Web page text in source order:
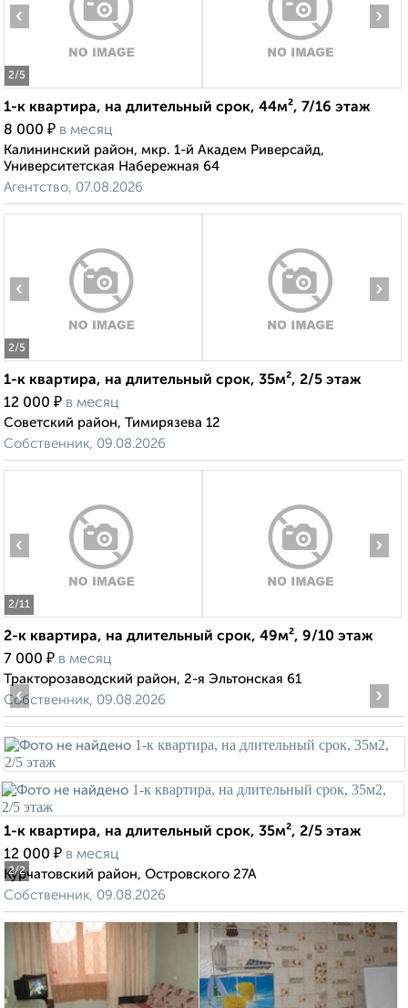
2/5
‹ ›
1-к квартира, на длительный срок, 44м², 7/16 этаж
8 000 ₽ в месяц
Калининский район, мкр. 1-й Академ Риверсайд,
Университетская Набережная 64
Агентство, 07.08.2026
2/5
‹ ›
1-к квартира, на длительный срок, 35м², 2/5 этаж
12 000 ₽ в месяц
Советский район, Тимирязева 12
Собственник, 09.08.2026
2/11
‹ ›
2-к квартира, на длительный срок, 49м², 9/10 этаж
7 000 ₽ в месяц
Тракторозаводский район, 2-я Эльтонская 61
Собственник, 09.08.2026
2/2
‹ ›
1-к квартира, на длительный срок, 35м², 2/5 этаж
12 000 ₽ в месяц
Курчатовский район, Островского 27А
Собственник, 09.08.2026